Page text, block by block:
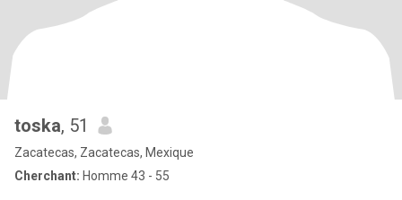
toska, 51
Zacatecas, Zacatecas, Mexique
Cherchant: Homme 43 - 55